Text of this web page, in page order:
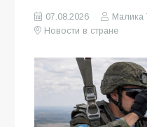
07.08.2026
Малика
Новости в стране